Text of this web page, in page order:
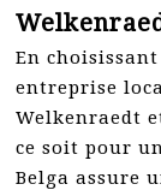
En
entreprise
Welkenraedt
ce soit pour
Belga assure